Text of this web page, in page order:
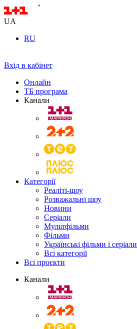
UA
RU
Вхід в кабінет
Онлайн
ТБ програма
Канали
Категорії
Реаліті-шоу
Розважальні шоу
Новини
Серіали
Мультфільми
Фільми
Українські фільми і серіали
Всі категорії
Всі проєкти
Канали